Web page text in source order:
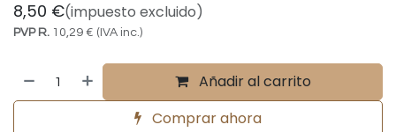
8,50 €(impuesto excluido)
PVP R. 10,29 € (IVA inc.)
Añadir al carrito
Comprar ahora